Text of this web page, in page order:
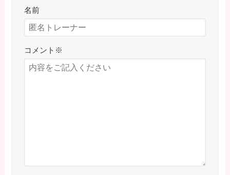
名前
コメント ※